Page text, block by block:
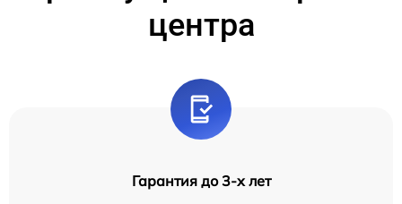
центра
Гарантия до 3-х лет